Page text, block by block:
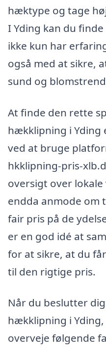
hæktype og tage
I Yding kan du
ikke kun har
også med at sikre,
sund og
At finde den rette
hækklipning i
ved at bruge
hkklipning-pris-
oversigt over
endda anmode om
fair pris på de
er en god idé at
for at sikre, at du
til den rigtige pris.
Når du beslutter
hækklipning i
overveje følgende